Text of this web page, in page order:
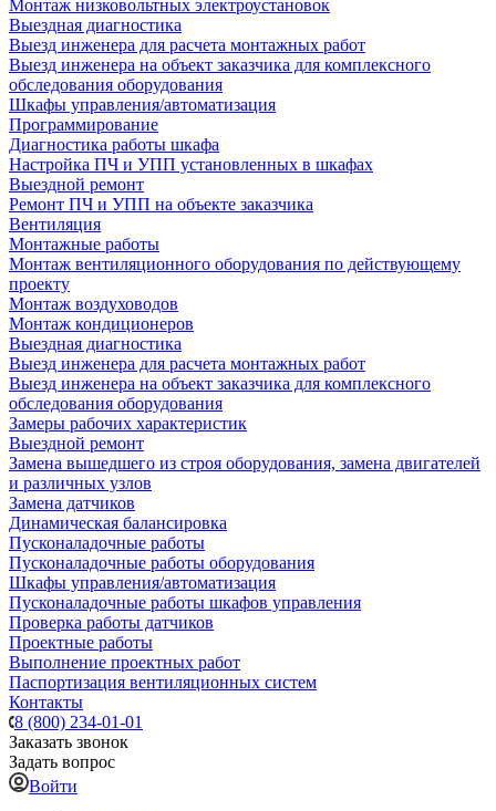
Монтаж низковольтных электроустановок
Выездная диагностика
Выезд инженера для расчета монтажных работ
Выезд инженера на объект заказчика для комплексного
обследования оборудования
Шкафы управления/автоматизация
Программирование
Диагностика работы шкафа
Настройка ПЧ и УПП установленных в шкафах
Выездной ремонт
Ремонт ПЧ и УПП на объекте заказчика
Вентиляция
Монтажные работы
Монтаж вентиляционного оборудования по действующему
проекту
Монтаж воздуховодов
Монтаж кондиционеров
Выездная диагностика
Выезд инженера для расчета монтажных работ
Выезд инженера на объект заказчика для комплексного
обследования оборудования
Замеры рабочих характеристик
Выездной ремонт
Замена вышедшего из строя оборудования, замена двигателей
и различных узлов
Замена датчиков
Динамическая балансировка
Пусконаладочные работы
Пусконаладочные работы оборудования
Шкафы управления/автоматизация
Пусконаладочные работы шкафов управления
Проверка работы датчиков
Проектные работы
Выполнение проектных работ
Паспортизация вентиляционных систем
Контакты
8 (800) 234-01-01
Заказать звонок
Задать вопрос
Войти